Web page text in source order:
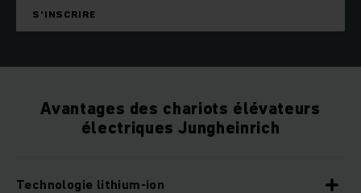
S'INSCRIRE
Avantages des chariots élévateurs
électriques Jungheinrich
Technologie lithium-ion